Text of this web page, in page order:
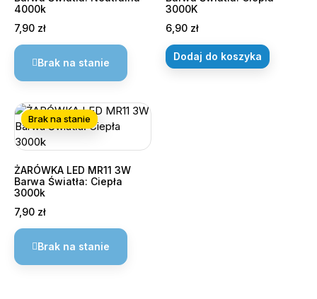
4000k
Cena
7,90 zł
Brak na stanie
3000K
Cena
6,90 zł
Dodaj do koszyka
ŻARÓWKA LED MR11 3W
Barwa Światła: Ciepła
3000k
Cena
7,90 zł
Brak na stanie
Brak na stanie